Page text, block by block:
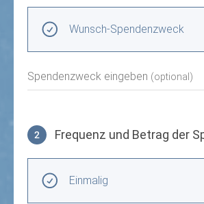
Wunsch-Spendenzweck
Spendenzweck eingeben (optional)
2 Frequenz und Betrag der
Einmalig